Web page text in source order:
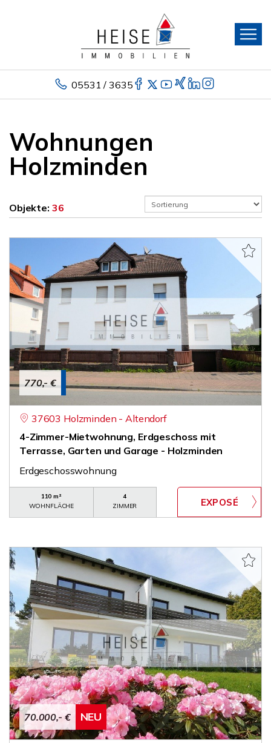
05531 / 3635
Wohnungen
Holzminden
Objekte: 36
770,- €
37603 Holzminden - Altendorf
4-Zimmer-Mietwohnung, Erdgeschoss mit
Terrasse, Garten und Garage - Holzminden
Erdgeschosswohnung
110 m²
WOHNFLÄCHE
4
ZIMMER
70.000,- € NEU